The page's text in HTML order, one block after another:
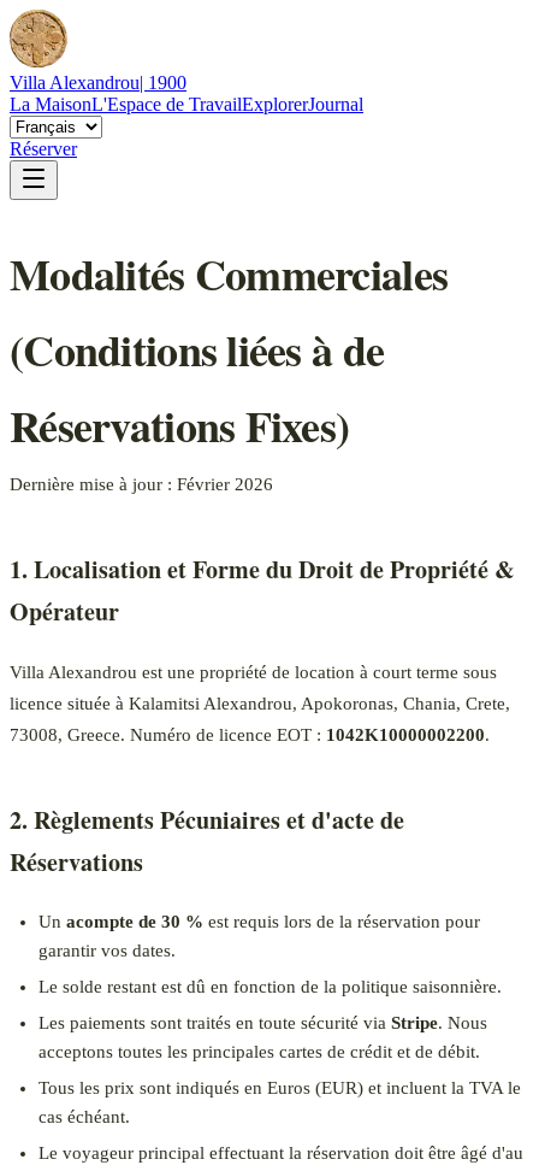
Villa Alexandrou| 1900
La MaisonL'Espace de TravailExplorerJournal
Réserver
Modalités Commerciales
(Conditions liées à de
Réservations Fixes)
Dernière mise à jour : Février 2026
1. Localisation et Forme du Droit de Propriété &
Opérateur
Villa Alexandrou est une propriété de location à court terme sous
licence située à Kalamitsi Alexandrou, Apokoronas, Chania, Crete,
73008, Greece. Numéro de licence EOT : 1042K10000002200.
2. Règlements Pécuniaires et d'acte de
Réservations
Un acompte de 30 % est requis lors de la réservation pour
garantir vos dates.
Le solde restant est dû en fonction de la politique saisonnière.
Les paiements sont traités en toute sécurité via Stripe. Nous
acceptons toutes les principales cartes de crédit et de débit.
Tous les prix sont indiqués en Euros (EUR) et incluent la TVA le
cas échéant.
Le voyageur principal effectuant la réservation doit être âgé d'au